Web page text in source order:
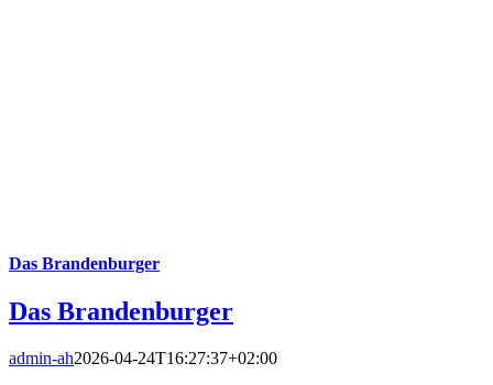
Das Brandenburger
Das Brandenburger
admin-ah2026-04-24T16:27:37+02:00